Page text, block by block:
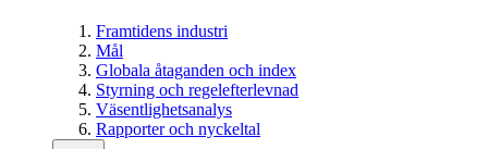
Framtidens industri
Mål
Globala åtaganden och index
Styrning och regelefterlevnad
Väsentlighetsanalys
Rapporter och nyckeltal